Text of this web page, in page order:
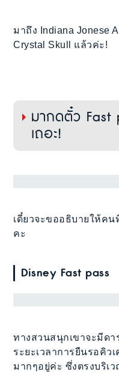
มาถึง Indiana Jonese
Crystal Skull แล้วค่ะ!
มากดตั๋ว Fast
เถอะ!
เดี๋ยวจะขออธิบายให้คน
คะ
Disney Fast pass
ทางสวนสนุกเขาจะมีดา
ระยะเวลาการยืนรอคิว
มากๆอยู่ค่ะ ซึ่งตรงบริเ